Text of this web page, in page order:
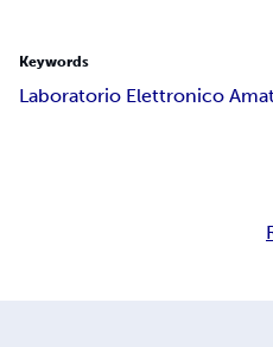
Keywords
Laboratorio Elettronico